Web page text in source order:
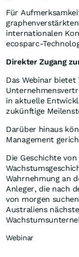
Für
internationalen
ecosparc-
Direkter Zugang
Das Webinar
in aktuelle
zukünftige
Darüber hinaus
Management
Die Geschichte
Wahrnehmung an
Anleger, die nach
von morgen
Australiens
Webinar